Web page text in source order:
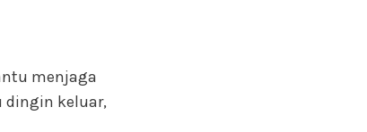
menjaga
dingin keluar,